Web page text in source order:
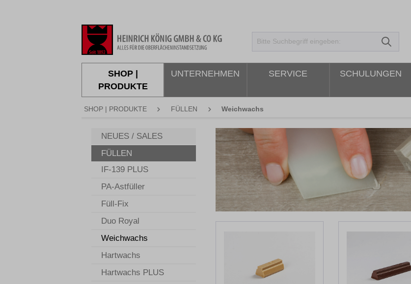
SHOP |
PRODUKTE
UNTERNEHMEN SERVICE SCHULUNGEN
SHOP | PRODUKTE FÜLLEN Weichwachs
NEUES / SALES
FÜLLEN
IF-139 PLUS
PA-Astfüller
Füll-Fix
Duo Royal
Weichwachs
Hartwachs
Hartwachs PLUS
Bildergalerie überspringen